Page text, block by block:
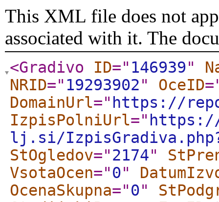
This XML file does not
associated with it. The
<Gradivo ID=" 146939"
NRID=" 19293902" OceID
DomainUrl=" https://
IzpisPolniUrl="
lj.si/
StOgledov="2174"
VsotaOcen="0"
OcenaSkupna="0"